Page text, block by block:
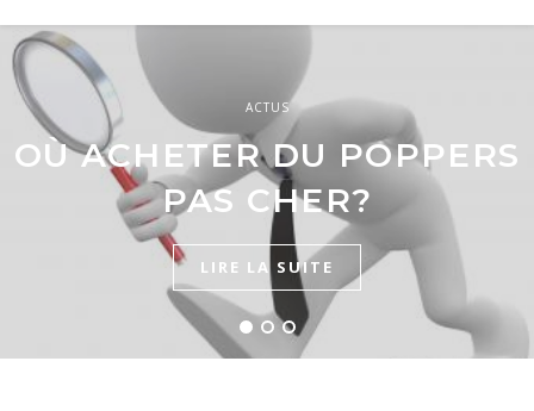
ACTUS
OÙ ACHETER DU POPPERS
PAS CHER?
LIRE LA SUITE
TESTS POPPERS
TEST: POPPERS PUR AMYL
LIRE LA SUITE
NON CLASSÉ
QUI A DIT QUE LE ROUX
N’ÉTAIENT PAS CANON??
LIRE LA SUITE